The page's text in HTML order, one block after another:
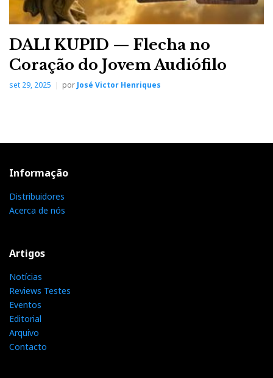
DALI KUPID — Flecha no
Coração do Jovem Audiófilo
set 29, 2025 porJosé Victor Henriques
Informação
Distribuidores
Acerca de nós
Artigos
Notícias
Reviews Testes
Eventos
Editorial
Arquivo
Contacto